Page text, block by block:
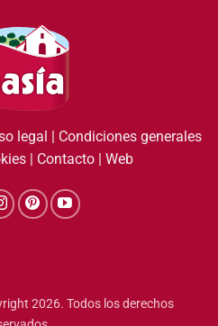
legal | Condiciones generales
| Contacto| Web
2026. Todos los derechos